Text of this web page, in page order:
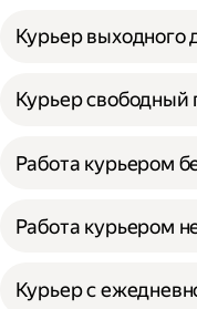
Курьер выходного
Курьер свободный
Работа курьером
Работа курьером
Курьер с